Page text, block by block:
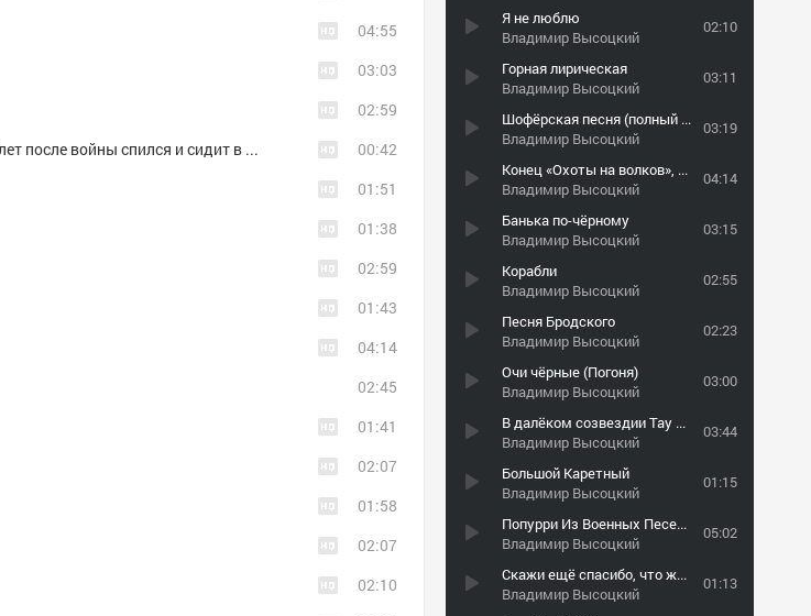
Я не люблю
Владимир Высоцкий
02:10
Горная лирическая
Владимир Высоцкий
03:11
Шофёрская песня (полный вариант)
Владимир Высоцкий
03:19
Конец «Охоты на волков», или Охота с вертолётов
Владимир Высоцкий
04:14
Банька по-чёрному
Владимир Высоцкий
03:15
Корабли
Владимир Высоцкий
02:55
Песня Бродского
Владимир Высоцкий
02:23
Очи чёрные (Погоня)
Владимир Высоцкий
03:00
В далёком созвездии Тау Кита
Владимир Высоцкий
03:44
Большой Каретный
Владимир Высоцкий
01:15
Попурри Из Военных Песен: Звёзды, Песня О Госпитале, Он Не Вернулся Из Боя, Ш...
Владимир Высоцкий
05:02
Скажи ещё спасибо, что живой...
Владимир Высоцкий
01:13
04:55
03:03
02:59
Песня про снайпера, который через 15 лет после войны спился и сидит в ресторане
00:42
01:51
01:38
02:59
01:43
04:14
02:45
01:41
02:07
01:58
02:07
02:10